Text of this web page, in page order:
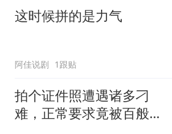
这时候拼的是力气
阿佳说剧 1跟贴
拍个证件照遭遇诸多刁
难，正常要求竟被百般推